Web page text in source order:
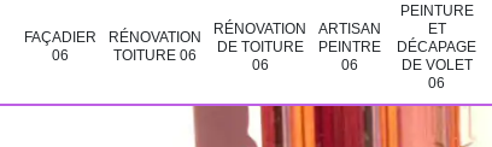
FAÇADIER
06
RÉNOVATION
TOITURE 06
RÉNOVATION
DE TOITURE
06
ARTISAN
PEINTRE
06
PEINTURE
ET
DÉCAPAGE
DE VOLET
06